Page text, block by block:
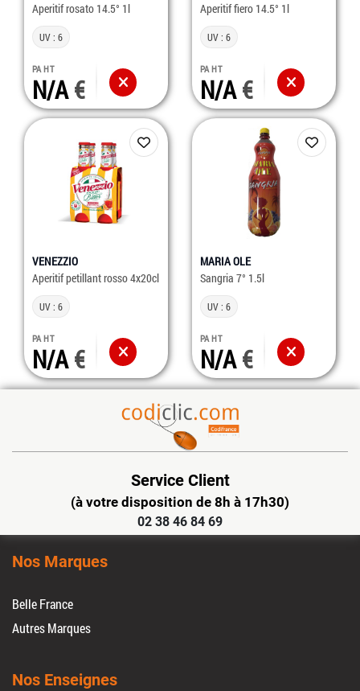
Aperitif rosato 14.5° 1l
UV : 6
PA HT
N/A
Aperitif fiero 14.5° 1l
UV : 6
PA HT
N/A
VENEZZIO
Aperitif petillant rosso 4x20cl
UV : 6
PA HT
N/A
MARIA OLE
Sangria 7° 1.5l
UV : 6
PA HT
N/A
Service Client
(à votre disposition de 8h à 17h30)
02 38 46 84 69
Nos Marques
Belle France
Autres Marques
Nos Enseignes